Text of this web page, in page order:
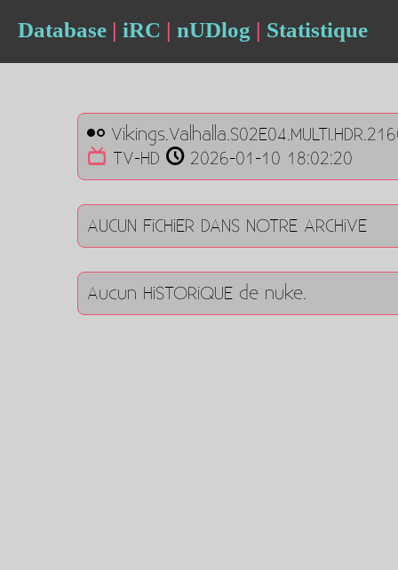
Database | iRC | nUDlog | Statistique
TV-HD
2026-01-10 18:02:20
AUCUN FiCHiER DANS NOTRE ARCHiVE
Aucun HiSTORiQUE de nuke.